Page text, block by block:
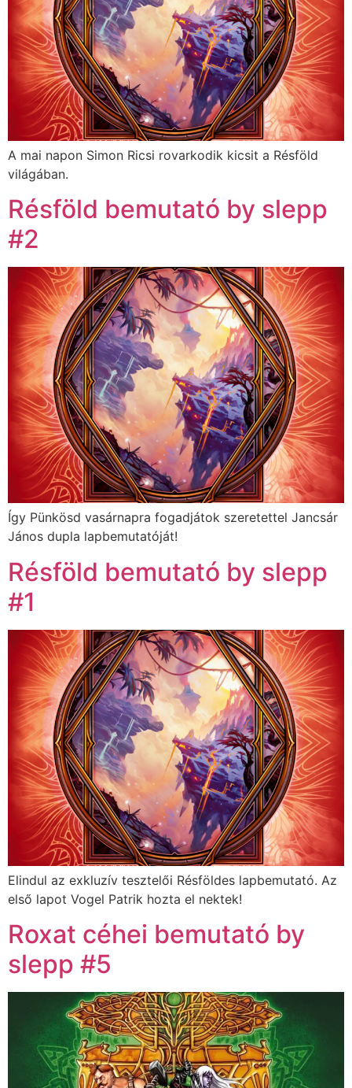
A mai napon Simon Ricsi rovarkodik kicsit a Résföld
világában.
Résföld bemutató by slepp
#2
Így Pünkösd vasárnapra fogadjátok szeretettel Jancsár
János dupla lapbemutatóját!
Résföld bemutató by slepp
#1
Elindul az exkluzív tesztelői Résföldes lapbemutató. Az
első lapot Vogel Patrik hozta el nektek!
Roxat céhei bemutató by
slepp #5